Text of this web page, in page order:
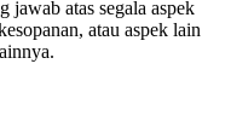
jawab atas segala aspek
atau aspek lain